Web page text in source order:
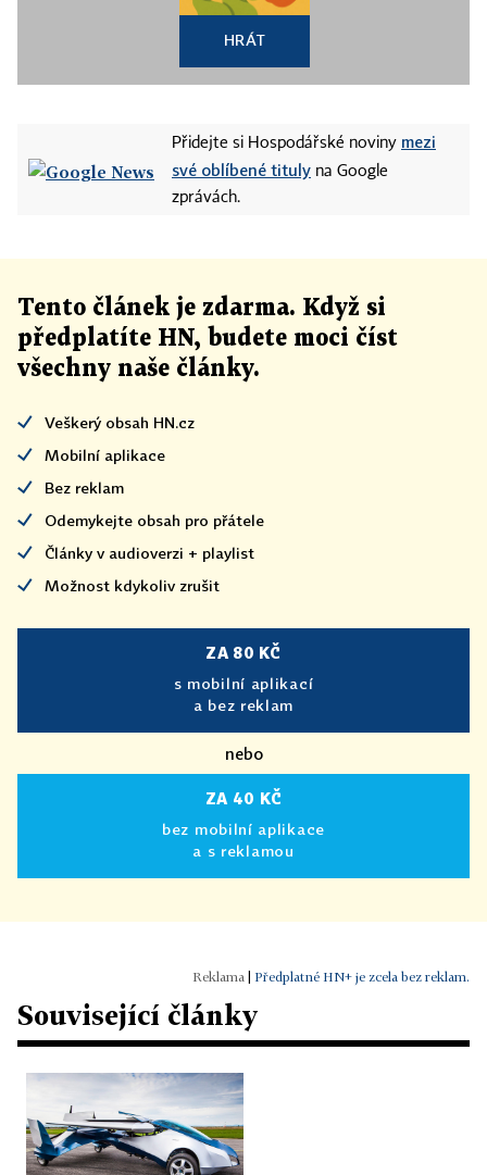
HRÁT
Přidejte si Hospodářské noviny mezi
své oblíbené tituly na Google
zprávách.
Tento článek je zdarma. Když si
předplatíte HN, budete moci číst
všechny naše články.
Veškerý obsah HN.cz
Mobilní aplikace
Bez reklam
Odemykejte obsah pro přátele
Články v audioverzi + playlist
Možnost kdykoliv zrušit
ZA 80 KČ
s mobilní aplikací
a bez reklam
nebo
ZA 40 KČ
bez mobilní aplikace
a s reklamou
Předplatné HN+ je zcela bez reklam.
Související články